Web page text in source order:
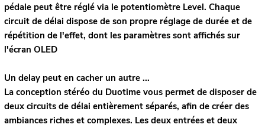
pédale peut être réglé via le potentiomètre Level. Chaque
circuit de délai dispose de son propre réglage de durée et de
répétition de l'effet, dont les paramètres sont affichés sur
l'écran OLED
Un delay peut en cacher un autre ...
La conception stéréo du Duotime vous permet de disposer de
deux circuits de délai entièrement séparés, afin de créer des
ambiances riches et complexes. Les deux entrées et deux